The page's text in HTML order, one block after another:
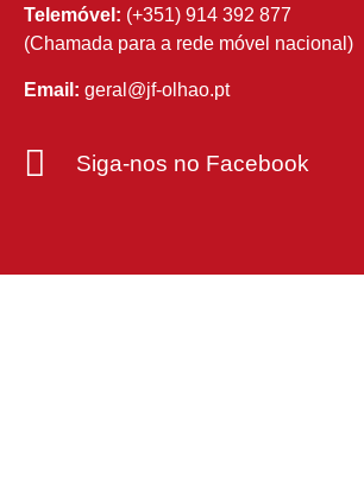
Telemóvel: (+351) 914 392 877
(Chamada para a rede móvel nacional)
Email: geral@jf-olhao.pt
Siga-nos no Facebook